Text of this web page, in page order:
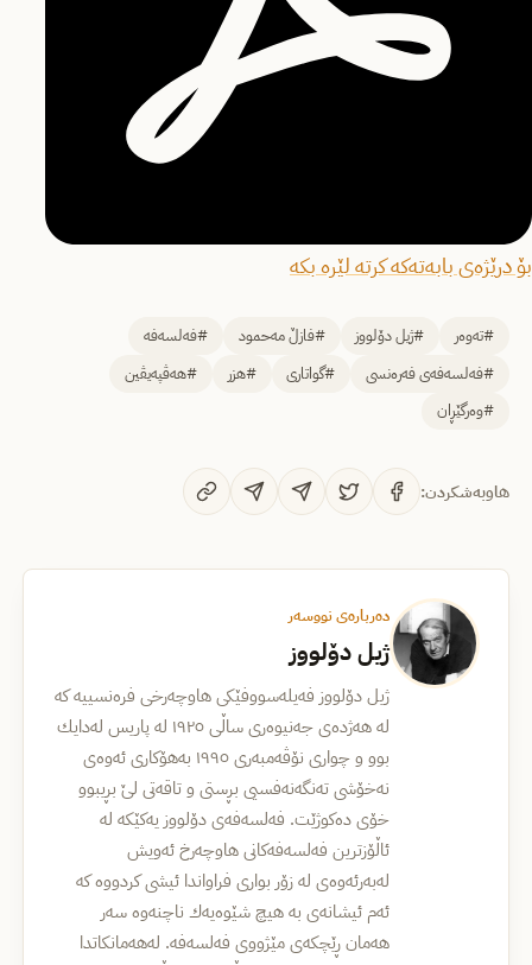
بۆ درێژەی بابەتەکە کرتە لێرە بکە
#تەوەر #ژیل دۆلووز #فازڵ مەحمود
#فەلسەفە
#فەلسەفەی فەرەنسی
#گواتاری #هزر
#هەڤپەیڤین
#وەرگێڕان
هاوبەشکردن:
دەربارەی نووسەر
ژیل دۆلووز
ژیل دۆلووز فه‌یله‌سووفێكی هاوچه‌رخی فره‌نسییه‌ كه‌
له‌ هه‌ژده‌ی جه‌نیوه‌ری ساڵی ۱۹۲٥ له‌ پاریس له‌دایك
بوو و چواری نۆڤه‌مبه‌ری ۱۹۹٥ به‌هۆكاری ئه‌وه‌ی
نه‌خۆشی ته‌نگه‌نه‌فسیی بڕستی و تاقه‌تی لێ بڕیبوو
خۆی ده‌كوژێت. فه‌لسه‌فه‌ی دۆلووز یه‌كێكه‌ له‌
ئاڵۆزترین فه‌لسه‌فه‌كانی هاوچه‌رخ ئه‌ویش
له‌به‌رئه‌وه‌ی له‌ زۆر بواری فراواندا ئیشی كردووه‌ كه‌
ئه‌م ئیشانه‌ی به‌ هیچ شێوه‌یه‌ك ناچنه‌وه‌ سه‌ر
هه‌مان ڕێچكه‌ی مێژووی فه‌لسه‌فه. له‌هه‌مانكاتدا